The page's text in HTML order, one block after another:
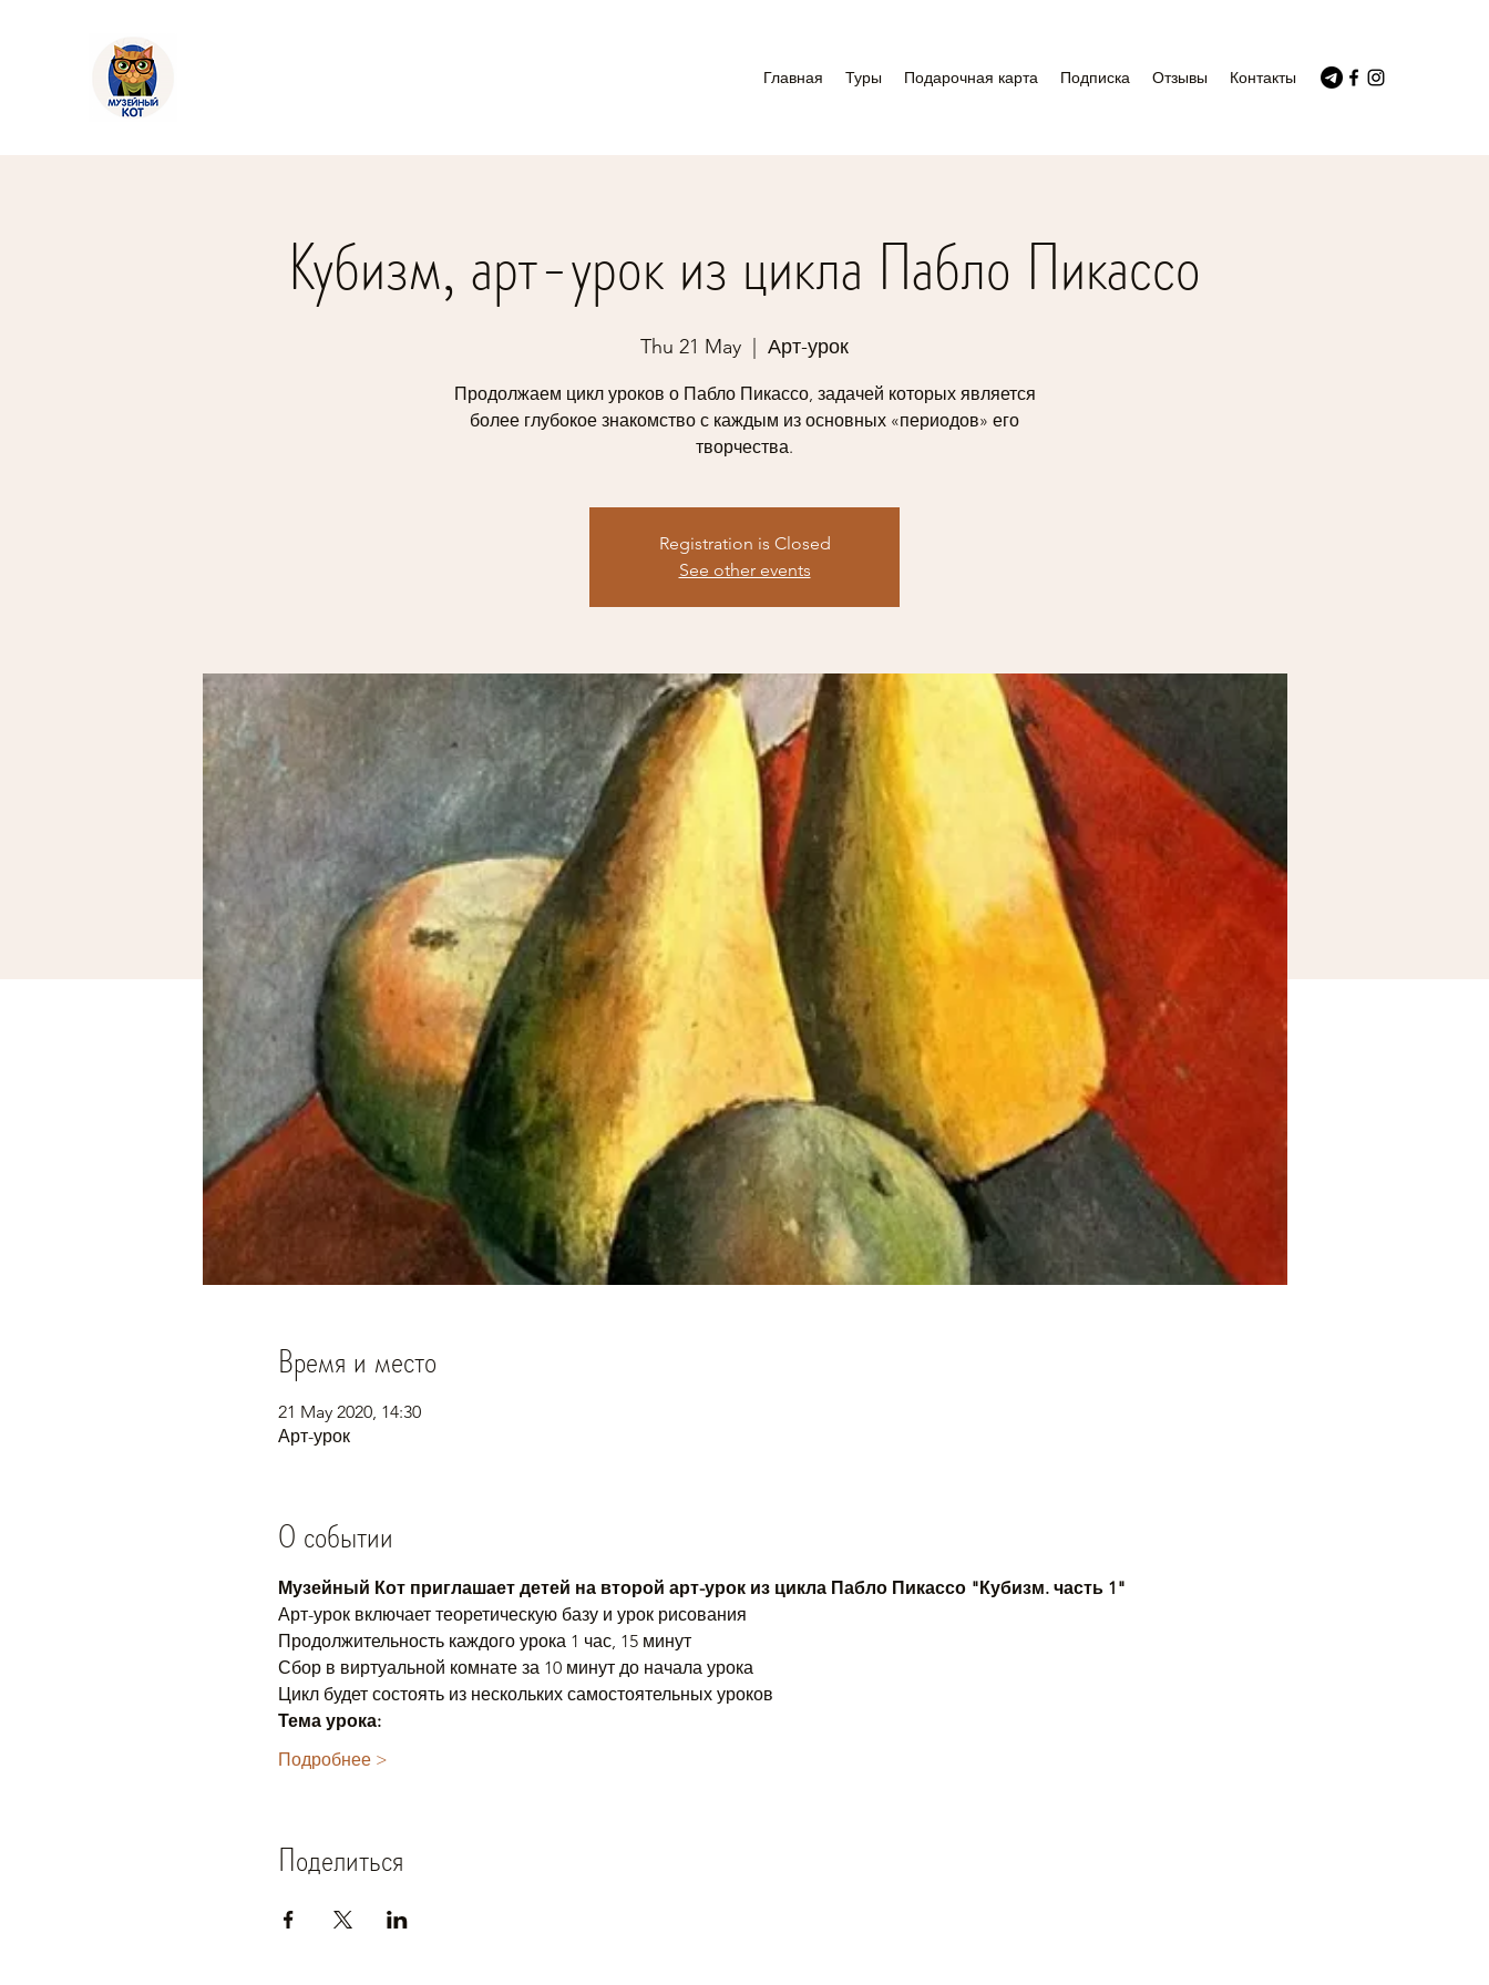
Главная Туры Подарочная карта Подписка Отзывы Контакты
Кубизм, арт-урок из цикла Пабло Пикассо
Thu 21 May Арт-урок
Продолжаем цикл уроков о Пабло Пикассо, задачей которых является
более глубокое знакомство с каждым из основных «периодов» его
творчества.
Registration is Closed
See other events
Время и место
21 May 2020, 14:30
Арт-урок
О событии
Музейный Кот приглашает детей на второй арт-урок из цикла Пабло Пикассо "Кубизм. часть 1"
Арт-урок включает теоретическую базу и урок рисования
Продолжительность каждого урока 1 час, 15 минут
Сбор в виртуальной комнате за 10 минут до начала урока
Цикл будет состоять из нескольких самостоятельных уроков
Тема урока:
Подробнее >
Поделиться